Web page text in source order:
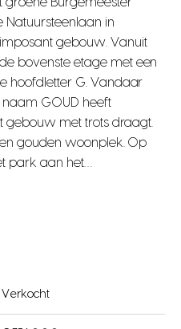
Natuursteenlaan in
gebouw. Vanuit
bovenste etage met een
hoofdletter G. Vandaar
GOUD heeft
gebouw met trots draagt.
gouden woonplek. Op
park aan het…
Verkocht